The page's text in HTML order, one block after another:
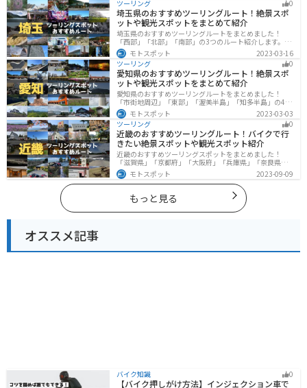
行く際は参考にしてください。
ツーリング
0
埼玉県のおすすめツーリングルート！絶景スポ
ットや観光スポットをまとめて紹介
埼玉県のおすすめツーリングルートをまとめました！
「西部」「北部」「南部」の3つのルート紹介します。自
然豊かな西側と街中の東側で違った楽しみ方ができま
す。バイクで埼玉県にツーリングに行く際は参考にして
ください。
モトスポット
2023-03-16
ツーリング
0
愛知県のおすすめツーリングルート！絶景スポ
ットや観光スポットをまとめて紹介
愛知県のおすすめツーリングルートをまとめました！
「市街地周辺」「東部」「渥美半島」「知多半島」の4つ
のルート紹介します。名古屋周辺の栄えたスポットから
山、海、美術館なども多数あり、自然・歴史・文化を満
喫するツーリングができます。バイクで愛知県にツーリ
ングに行く際は参考にしてください。
モトスポット
2023-03-03
ツーリング
0
近畿のおすすめツーリングルート！バイクで行
きたい絶景スポットや観光スポット紹介
近畿のおすすめツーリングスポットをまとめました！
「滋賀県」「京都府」「大阪府」「兵庫県」「奈良県」
「和歌山」の各県の観光地紹介します。自然豊かな山々
や湖、温泉地が点在し、四季折々の景色を楽しめるスポ
ットが多数あります。バイクで近畿にツーリングに行く
際は参考にしてください。
モトスポット 2023-09-09
もっと見る
オススメ記事
バイク知識 0
【バイク押しがけ方法】インジェクション車で